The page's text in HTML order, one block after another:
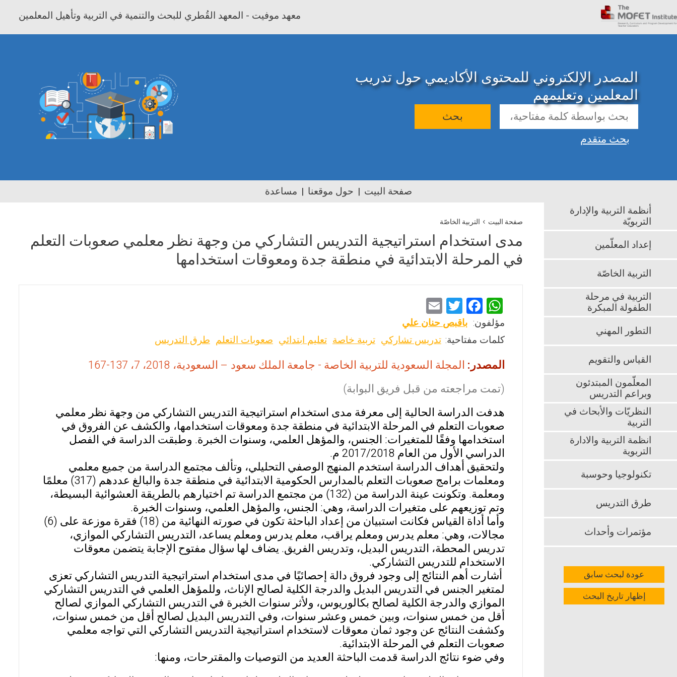
معهد موفيت - المعهد القُطري للبحث والتنمية في التربية وتأهيل المعلمين
المصدر الإلكتروني للمحتوى الأكاديمي حول تدريب
المعلمين وتعليمهم
بحث
بحث متقدم
صفحة البيت حول موقعنا مساعدة
صفحة البيت › التربية الخاصّة
مدى استخدام استراتيجية التدريس التشاركي من وجهة نظر معلمي صعوبات التعلم
في المرحلة الابتدائية في منطقة جدة ومعوقات استخدامها
W
h
at
A
p
F
a
ce
b
o
o
k
T
wi
tt
er
m
ai
مؤلفون: باقبص حنان علي
كلمات مفتاحية: تدريس تشاركي تربية خاصة تعليم ابتدائي صعوبات التعلم طرق التدريس
المصدر: المجلة السعودية للتربية الخاصة - جامعة الملك سعود – السعودية، 2018، 7، 137-167
(تمت مراجعته من قبل فريق البوابة)
هدفت الدراسة الحالية إلى معرفة مدى استخدام استراتيجية التدريس التشاركي من وجهة نظر معلمي
صعوبات التعلم في المرحلة الابتدائية في منطقة جدة ومعوقات استخدامها، والكشف عن الفروق في
استخدامها وفقًا للمتغيرات: الجنس، والمؤهل العلمي، وسنوات الخبرة. وطبقت الدراسة في الفصل
الدراسي الأول من العام 2017/2018 م.
ولتحقيق أهداف الدراسة استخدم المنهج الوصفي التحليلي، وتألف مجتمع الدراسة من جميع معلمي
ومعلمات برامج صعوبات التعلم بالمدارس الحكومية الابتدائية في منطقة جدة والبالغ عددهم (317) معلمًا
ومعلمة. وتكونت عينة الدراسة من (132) من مجتمع الدراسة تم اختيارهم بالطريقة العشوائية البسيطة،
وتم توزيعهم على متغيرات الدراسة، وهي: الجنس، والمؤهل العلمي، وسنوات الخبرة.
وأما أداة القياس فكانت استبيان من إعداد الباحثة تكون في صورته النهائية من (18) فقرة موزعة على (6)
مجالات، وهي: معلم يدرس ومعلم يراقب، معلم يدرس ومعلم يساعد، التدريس التشاركي الموازي،
تدريس المحطة، التدريس البديل، وتدريس الفريق. يضاف لها سؤال مفتوح الإجابة يتضمن معوقات
الاستخدام للتدريس التشاركي.
أشارت أهم النتائج إلى وجود فروق دالة إحصائيًا في مدى استخدام استراتيجية التدريس التشاركي تعزى
لمتغير الجنس في التدريس البديل والدرجة الكلية لصالح الإناث، وللمؤهل العلمي في التدريس التشاركي
الموازي والدرجة الكلية لصالح بكالوريوس، ولأثر سنوات الخبرة في التدريس التشاركي الموازي لصالح
أقل من خمس سنوات، وبين خمس وعشر سنوات، وفي التدريس البديل لصالح أقل من خمس سنوات،
وكشفت النتائج عن وجود ثمان معوقات لاستخدام استراتيجية التدريس التشاركي التي تواجه معلمي
صعوبات التعلم في المرحلة الابتدائية.
وفي ضوء نتائج الدراسة قدمت الباحثة العديد من التوصيات والمقترحات، ومنها:
أنظمة التربية والإدارة
التربويّة
إعداد المعلّمين
التربية الخاصّة
التربية في مرحلة
الطفولة المبكرة
التطور المهني
القياس والتقويم
المعلّمون المبتدئون
وبراعم التدريس
النظريّات والأبحاث في
التربية
انظمة التربية والادارة
التربوية
تكنولوجيا وحوسبة
طرق التدريس
مؤتمرات وأحداث
عودة لبحث سابق
إظهار تاريخ البحث